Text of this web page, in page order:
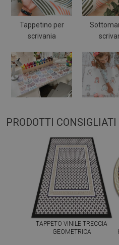
Tappetino per
scrivania
PRODOTTI CONSIGLIATI
TAPPETO VINILE TRECCIA
GEOMETRICA